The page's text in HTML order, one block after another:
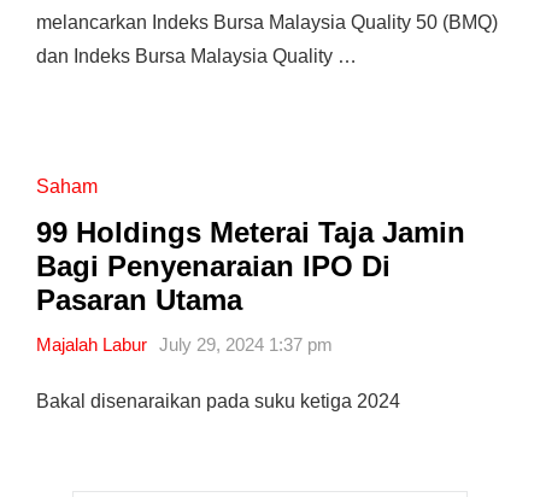
melancarkan Indeks Bursa Malaysia Quality 50 (BMQ)
dan Indeks Bursa Malaysia Quality …
Saham
99 Holdings Meterai Taja Jamin
Bagi Penyenaraian IPO Di
Pasaran Utama
Majalah Labur July 29, 2024 1:37 pm
Bakal disenaraikan pada suku ketiga 2024